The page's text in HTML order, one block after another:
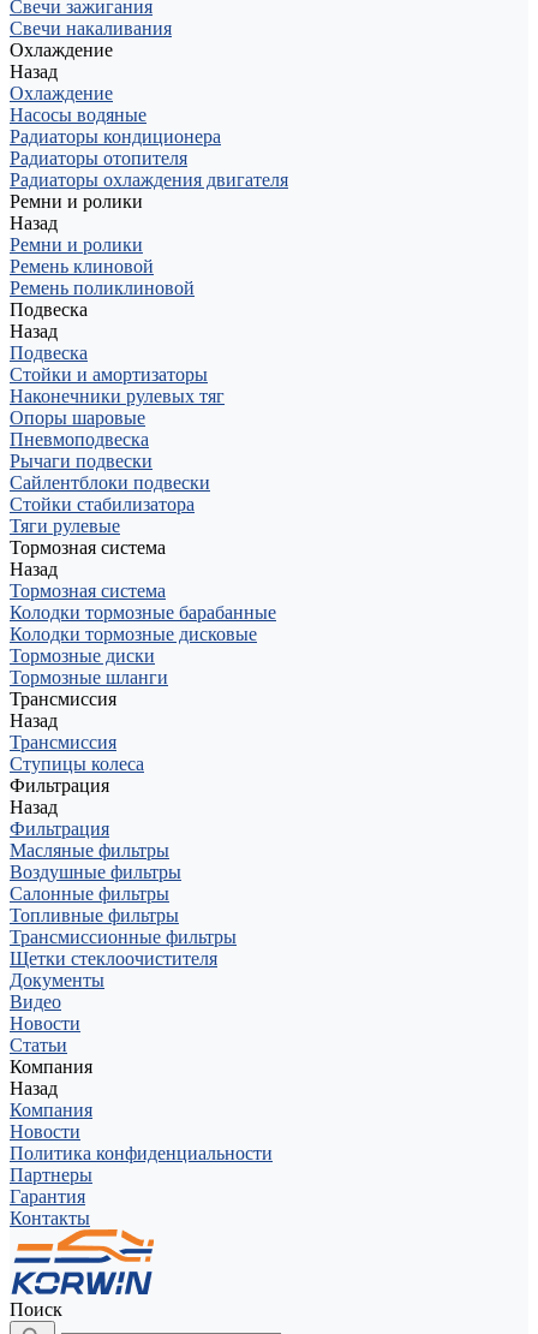
Свечи зажигания
Свечи накаливания
Охлаждение
Назад
Охлаждение
Насосы водяные
Радиаторы кондиционера
Радиаторы отопителя
Радиаторы охлаждения двигателя
Ремни и ролики
Назад
Ремни и ролики
Ремень клиновой
Ремень поликлиновой
Подвеска
Назад
Подвеска
Стойки и амортизаторы
Наконечники рулевых тяг
Опоры шаровые
Пневмоподвеска
Рычаги подвески
Сайлентблоки подвески
Стойки стабилизатора
Тяги рулевые
Тормозная система
Назад
Тормозная система
Колодки тормозные барабанные
Колодки тормозные дисковые
Тормозные диски
Тормозные шланги
Трансмиссия
Назад
Трансмиссия
Ступицы колеса
Фильтрация
Назад
Фильтрация
Масляные фильтры
Воздушные фильтры
Салонные фильтры
Топливные фильтры
Трансмиссионные фильтры
Щетки стеклоочистителя
Документы
Видео
Новости
Статьи
Компания
Назад
Компания
Новости
Политика конфиденциальности
Партнеры
Гарантия
Контакты
Поиск